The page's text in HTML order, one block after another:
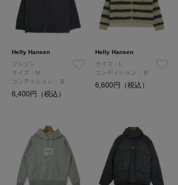
Helly Hansen
ブルゾン
サイズ：M
コンディション： B
6,400円（税込）
Helly Hansen
サイズ：L
コンディション：
B
6,600円（税込）